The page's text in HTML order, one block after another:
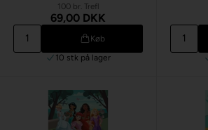
100 br. Trefl
69,00 DKK
Køb
10 stk på lager